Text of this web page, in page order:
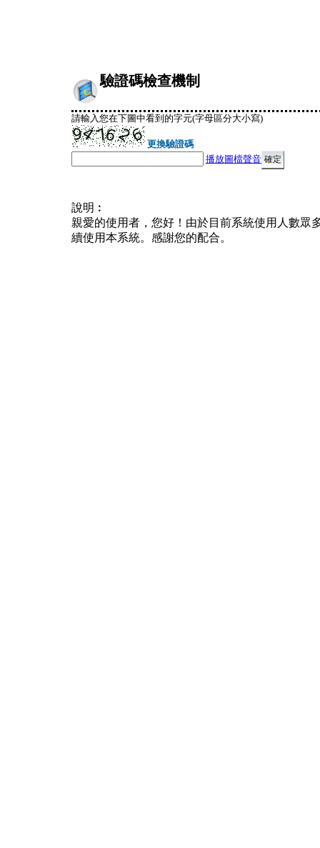
驗證碼檢查機制
請輸入您在下圖中看到的字元(字母區分大小寫)
更換驗證碼
播放圖檔聲音
說明︰
親愛的使用者，您好！由於目前系統使用人數眾
續使用本系統。感謝您的配合。